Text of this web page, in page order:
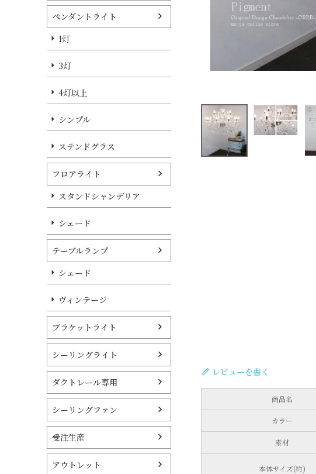
ペンダントライト
1灯
3灯
4灯以上
シンプル
ステンドグラス
フロアライト
スタンドシャンデリア
シェード
テーブルランプ
シェード
ヴィンテージ
ブラケットライト
シーリングライト
ダクトレール専用
シーリングファン
受注生産
アウトレット
レビューを書く
商品名
カラー
素材
本体サイズ(約)